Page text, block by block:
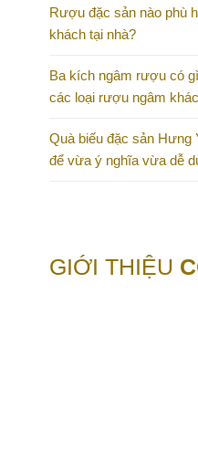
Rượu đặc sản nào phù
khách tại nhà?
Ba kích ngâm rượu có
các loại rượu ngâm
Quà biếu đặc sản Hưng
để vừa ý nghĩa vừa dễ
GIỚI THIỆU